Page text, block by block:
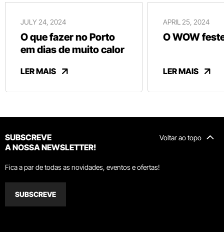
JULY 24, 2024
O que fazer no Porto
em dias de muito calor
LER MAIS
APRIL 25, 2024
O WOW
LER MAIS
Voltar ao topo
SUBSCREVE
A NOSSA NEWSLETTER!
Fica a par de todas as novidades, eventos e ofertas!
SUBSCREVE